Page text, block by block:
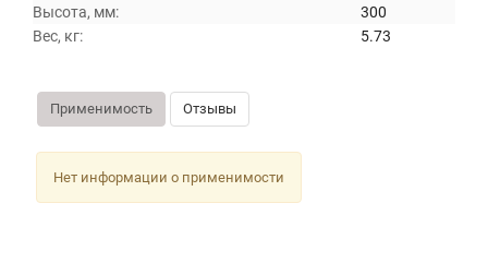
Высота, мм:
300
Вес, кг:
5.73
Применимость Отзывы
Нет информации о применимости